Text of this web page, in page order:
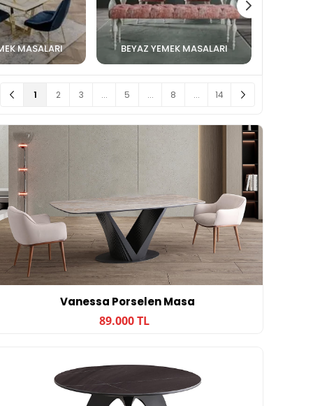
MASALARI BEYAZ YEMEK MASALARI
1 2 3 ... 5 ... 8 ... 14
Vanessa Porselen Masa
89.000 TL